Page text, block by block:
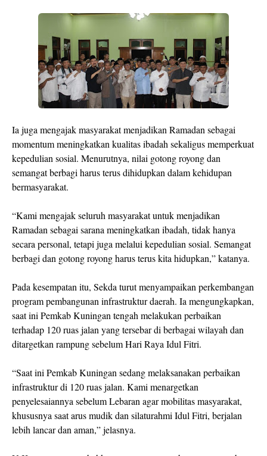
Ia juga mengajak masyarakat menjadikan Ramadan sebagai
momentum meningkatkan kualitas ibadah sekaligus memperkuat
kepedulian sosial. Menurutnya, nilai gotong royong dan
semangat berbagi harus terus dihidupkan dalam kehidupan
bermasyarakat.
“Kami mengajak seluruh masyarakat untuk menjadikan
Ramadan sebagai sarana meningkatkan ibadah, tidak hanya
secara personal, tetapi juga melalui kepedulian sosial. Semangat
berbagi dan gotong royong harus terus kita hidupkan,” katanya.
Pada kesempatan itu, Sekda turut menyampaikan perkembangan
program pembangunan infrastruktur daerah. Ia mengungkapkan,
saat ini Pemkab Kuningan tengah melakukan perbaikan
terhadap 120 ruas jalan yang tersebar di berbagai wilayah dan
ditargetkan rampung sebelum Hari Raya Idul Fitri.
“Saat ini Pemkab Kuningan sedang melaksanakan perbaikan
infrastruktur di 120 ruas jalan. Kami menargetkan
penyelesaiannya sebelum Lebaran agar mobilitas masyarakat,
khususnya saat arus mudik dan silaturahmi Idul Fitri, berjalan
lebih lancar dan aman,” jelasnya.